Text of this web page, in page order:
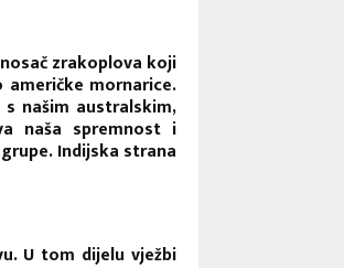
zrakoplova koji
mornarice.
našim australskim,
naša spremnost i
Indijska strana
U tom dijelu vježbi